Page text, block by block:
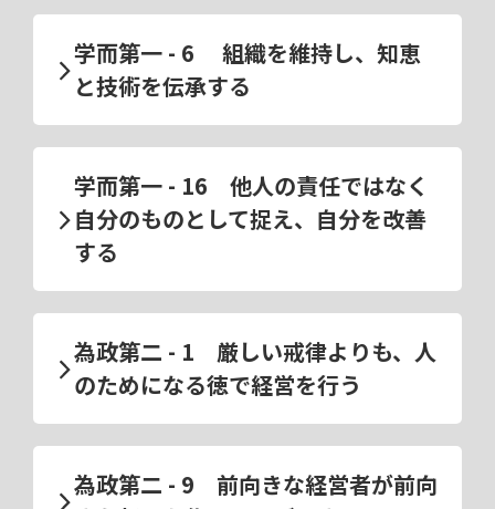
学而第一 - 6 組織を維持し、知恵
と技術を伝承する
学而第一 - 16 他人の責任ではなく
自分のものとして捉え、自分を改善
する
為政第二 - 1 厳しい戒律よりも、人
のためになる徳で経営を行う
為政第二 - 9 前向きな経営者が前向